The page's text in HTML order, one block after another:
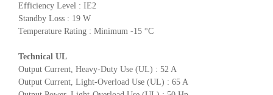
Efficiency Level : IE2
Standby Loss : 19 W
Temperature Rating : Minimum -15 °C
Technical UL
Output Current, Heavy-Duty Use (UL) : 52 A
Output Current, Light-Overload Use (UL) : 65 A